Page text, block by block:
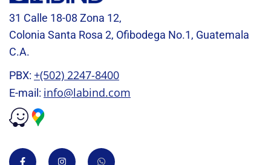
31 Calle 18-08 Zona 12,
Colonia Santa Rosa 2, Ofibodega No.1, Guatemala
C.A.
PBX: +(502) 2247-8400
E-mail: info@labind.com